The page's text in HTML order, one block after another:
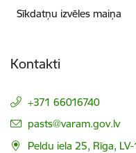
Sīkdatņu izvēles maiņa
Kontakti
+371 66016740
E-pasts:
pasts@varam.gov.lv
Peldu iela 25, Rīga,